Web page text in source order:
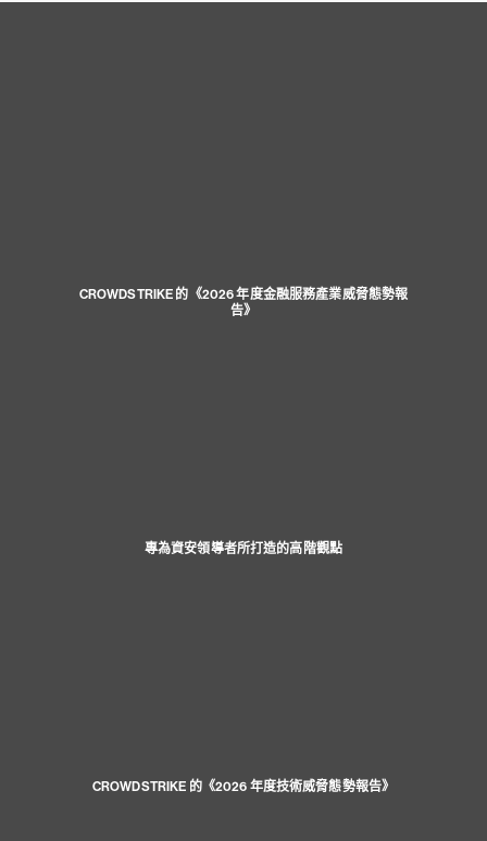
CROWDSTRIKE 的《2026 年度金融服務產業威脅態勢報
告》
專為資安領導者所打造的高階觀點
CROWDSTRIKE 的《2026 年度技術威脅態勢報告》